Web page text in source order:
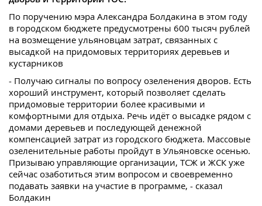
По поручению мэра Александра Болдакина в этом году
в городском бюджете предусмотрены 600 тысяч рублей
на возмещение ульяновцам затрат, связанных с
высадкой на придомовых территориях деревьев и
кустарников
- Получаю сигналы по вопросу озеленения дворов. Есть
хороший инструмент, который позволяет сделать
придомовые территории более красивыми и
комфортными для отдыха. Речь идёт о высадке рядом с
домами деревьев и последующей денежной
компенсацией затрат из городского бюджета. Массовые
озеленительные работы пройдут в Ульяновске осенью.
Призываю управляющие организации, ТСЖ и ЖСК уже
сейчас озаботиться этим вопросом и своевременно
подавать заявки на участие в программе, - сказал
Болдакин